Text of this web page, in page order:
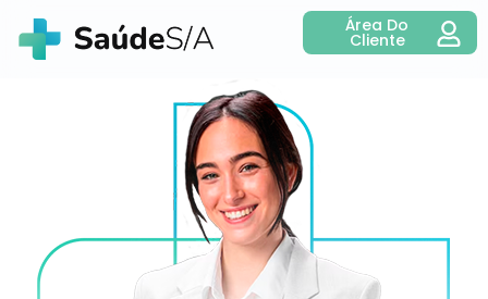
Área Do
Cliente